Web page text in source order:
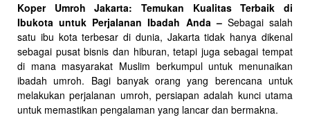
Koper Umroh Jakarta: Temukan Kualitas Terbaik di
Ibukota untuk Perjalanan Ibadah Anda – Sebagai salah
satu ibu kota terbesar di dunia, Jakarta tidak hanya dikenal
sebagai pusat bisnis dan hiburan, tetapi juga sebagai tempat
di mana masyarakat Muslim berkumpul untuk menunaikan
ibadah umroh. Bagi banyak orang yang berencana untuk
melakukan perjalanan umroh, persiapan adalah kunci utama
untuk memastikan pengalaman yang lancar dan bermakna.